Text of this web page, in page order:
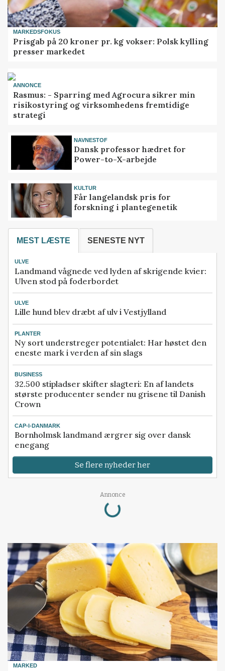
MARKEDSFOKUS
Prisgab på 20 kroner pr. kg vokser: Polsk kylling
presser markedet
ANNONCE
Rasmus: - Sparring med Agrocura sikrer min
risikostyring og virksomhedens fremtidige
strategi
NAVNESTOF
Dansk professor hædret for
Power-to-X-arbejde
KULTUR
Får langelandsk pris for
forskning i plantegenetik
MEST LÆSTE SENESTE NYT
ULVE
Landmand vågnede ved lyden af skrigende kvier:
Ulven stod på foderbordet
ULVE
Lille hund blev dræbt af ulv i Vestjylland
PLANTER
Ny sort understreger potentialet: Har høstet den
eneste mark i verden af sin slags
BUSINESS
32.500 stipladser skifter slagteri: En af landets
største producenter sender nu grisene til Danish
Crown
CAP-I-DANMARK
Bornholmsk landmand ærgrer sig over dansk
enegang
Se flere nyheder her
Annonce
Loading...
MARKED